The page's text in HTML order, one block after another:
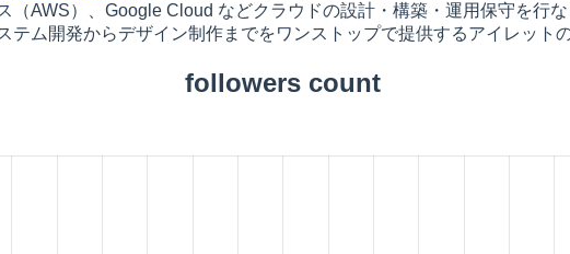
（AWS）、Google Cloud などクラウドの設計・構築・運用保守を行
テム開発からデザイン制作までをワンストップで提供するアイレット
followers count